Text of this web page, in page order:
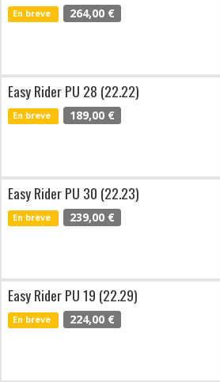
En breve 264,00 €
Easy Rider PU 28 (22.22)
En breve 189,00 €
Easy Rider PU 30 (22.23)
En breve 239,00 €
Easy Rider PU 19 (22.29)
En breve 224,00 €